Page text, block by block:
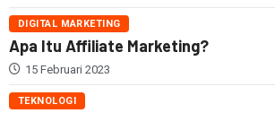
DIGITAL MARKETING
Apa Itu Affiliate Marketing?
15 Februari 2023
TEKNOLOGI